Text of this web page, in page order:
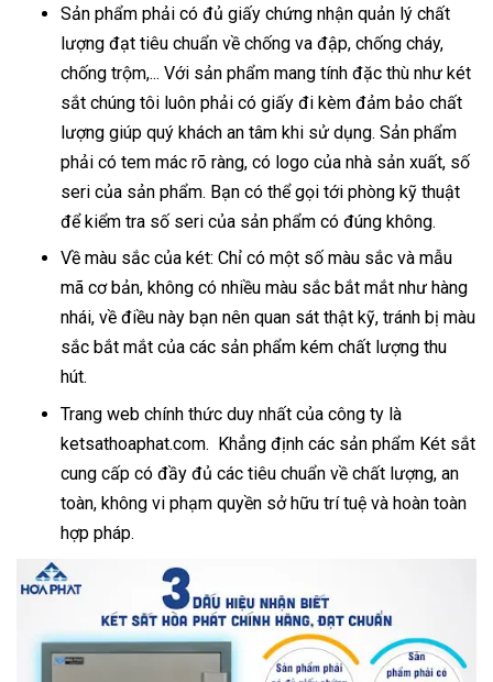
Sản phẩm phải có đủ giấy chứng nhận quản lý chất
lượng đạt tiêu chuẩn về chống va đập, chống cháy,
chống trộm,... Với sản phẩm mang tính đặc thù như két
sắt chúng tôi luôn phải có giấy đi kèm đảm bảo chất
lượng giúp quý khách an tâm khi sử dụng. Sản phẩm
phải có tem mác rõ ràng, có logo của nhà sản xuất, số
seri của sản phẩm. Bạn có thể gọi tới phòng kỹ thuật
để kiểm tra số seri của sản phẩm có đúng không.
Về màu sắc của két: Chỉ có một số màu sắc và mẫu
mã cơ bản, không có nhiều màu sắc bắt mắt như hàng
nhái, về điều này bạn nên quan sát thật kỹ, tránh bị màu
sắc bắt mắt của các sản phẩm kém chất lượng thu
hút.
Trang web chính thức duy nhất của công ty là
ketsathoaphat.com. Khẳng định các sản phẩm Két sắt
cung cấp có đầy đủ các tiêu chuẩn về chất lượng, an
toàn, không vi phạm quyền sở hữu trí tuệ và hoàn toàn
hợp pháp.